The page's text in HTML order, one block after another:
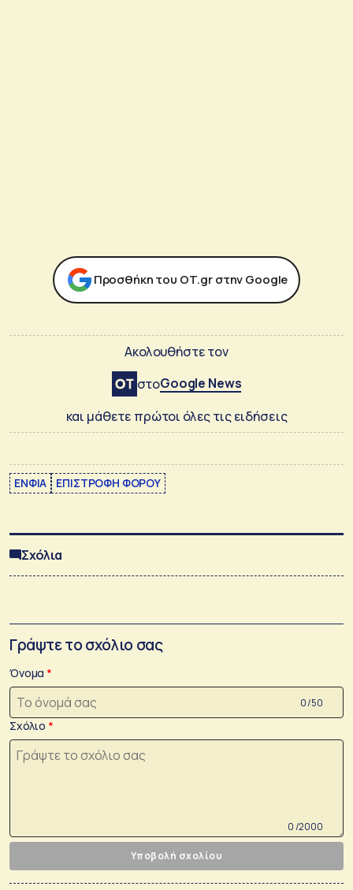
Προσθήκη του ΟΤ.gr στην Google
Ακολουθήστε τον
στοGoogle News
και μάθετε πρώτοι όλες τις ειδήσεις
ΕΝΦΙΑ ΕΠΙΣΤΡΟΦΗ ΦΟΡΟΥ
Σχόλια
Γράψτε το σχόλιο σας
Όνομα
0 /50
Σχόλιο
0 /2000
Υποβολή σχολίου